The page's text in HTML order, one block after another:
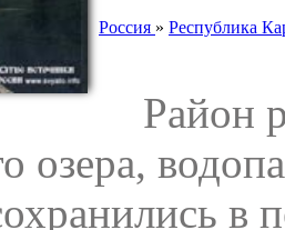
Россия » Республика
Район
озера,
в